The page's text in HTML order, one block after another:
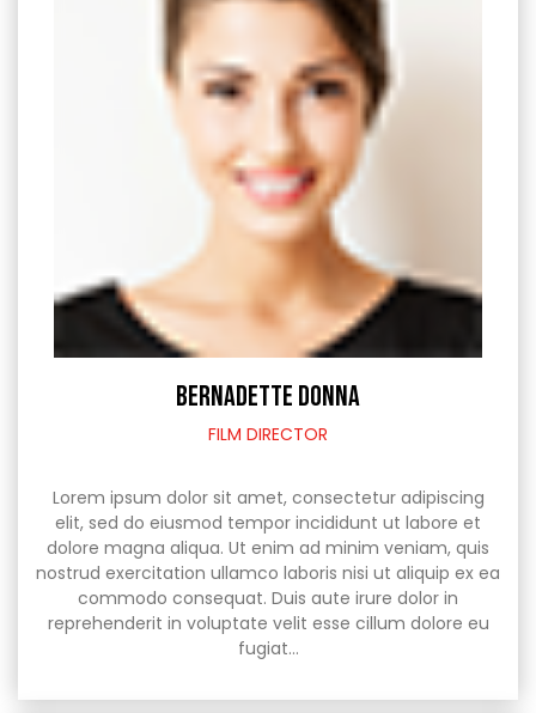
BERNADETTE DONNA
FILM DIRECTOR
Lorem ipsum dolor sit amet, consectetur adipiscing
elit, sed do eiusmod tempor incididunt ut labore et
dolore magna aliqua. Ut enim ad minim veniam, quis
nostrud exercitation ullamco laboris nisi ut aliquip ex ea
commodo consequat. Duis aute irure dolor in
reprehenderit in voluptate velit esse cillum dolore eu
fugiat…